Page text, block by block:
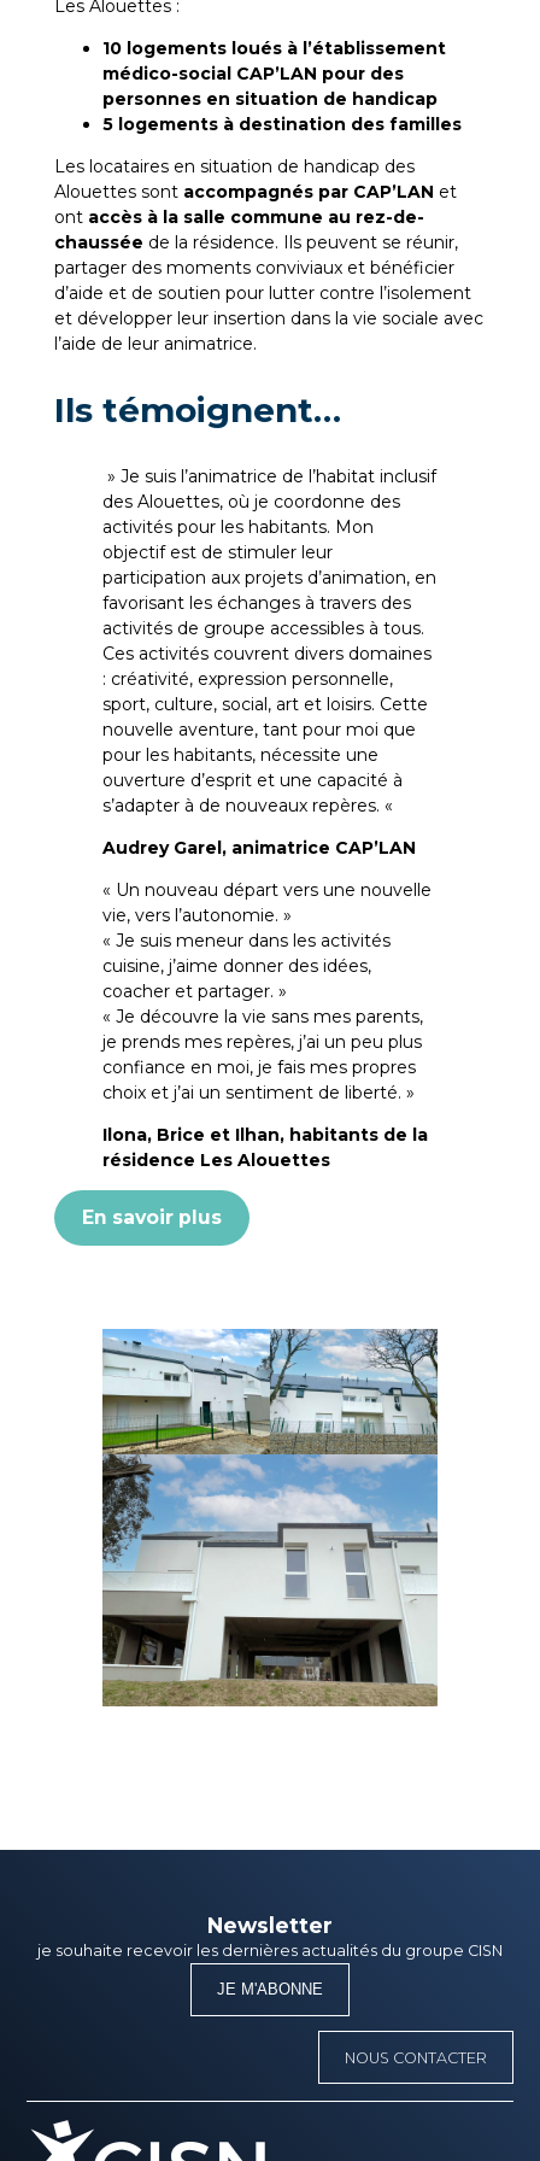
Les Alouettes :
10 logements loués à l’établissement
médico-social CAP’LAN pour des
personnes en situation de handicap
5 logements à destination des familles
Les locataires en situation de handicap des
Alouettes sont accompagnés par CAP’LAN et
ont accès à la salle commune au rez-de-
chaussée de la résidence. Ils peuvent se réunir,
partager des moments conviviaux et bénéficier
d’aide et de soutien pour lutter contre l’isolement
et développer leur insertion dans la vie sociale avec
l’aide de leur animatrice.
Ils témoignent…
» Je suis l’animatrice de l’habitat inclusif
des Alouettes, où je coordonne des
activités pour les habitants. Mon
objectif est de stimuler leur
participation aux projets d’animation, en
favorisant les échanges à travers des
activités de groupe accessibles à tous.
Ces activités couvrent divers domaines
: créativité, expression personnelle,
sport, culture, social, art et loisirs. Cette
nouvelle aventure, tant pour moi que
pour les habitants, nécessite une
ouverture d’esprit et une capacité à
s’adapter à de nouveaux repères. «
Audrey Garel, animatrice CAP’LAN
« Un nouveau départ vers une nouvelle
vie, vers l’autonomie. »
« Je suis meneur dans les activités
cuisine, j’aime donner des idées,
coacher et partager. »
« Je découvre la vie sans mes parents,
je prends mes repères, j’ai un peu plus
confiance en moi, je fais mes propres
choix et j’ai un sentiment de liberté. »
Ilona, Brice et Ilhan, habitants de la
résidence Les Alouettes
En savoir plus
Newsletter
je souhaite recevoir les dernières actualités du groupe CISN
JE M'ABONNE
NOUS CONTACTER